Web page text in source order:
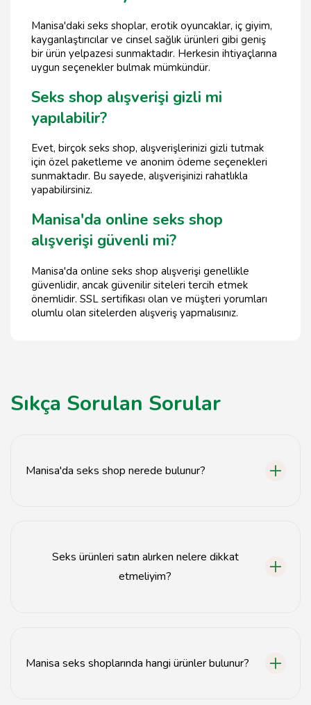
Manisa'daki seks shoplar, erotik oyuncaklar, iç giyim,
kayganlaştırıcılar ve cinsel sağlık ürünleri gibi geniş
bir ürün yelpazesi sunmaktadır. Herkesin ihtiyaçlarına
uygun seçenekler bulmak mümkündür.
Seks shop alışverişi gizli mi
yapılabilir?
Evet, birçok seks shop, alışverişlerinizi gizli tutmak
için özel paketleme ve anonim ödeme seçenekleri
sunmaktadır. Bu sayede, alışverişinizi rahatlıkla
yapabilirsiniz.
Manisa'da online seks shop
alışverişi güvenli mi?
Manisa'da online seks shop alışverişi genellikle
güvenlidir, ancak güvenilir siteleri tercih etmek
önemlidir. SSL sertifikası olan ve müşteri yorumları
olumlu olan sitelerden alışveriş yapmalısınız.
Sıkça Sorulan Sorular
Manisa'da seks shop nerede bulunur?
Seks ürünleri satın alırken nelere dikkat
etmeliyim?
Manisa seks shoplarında hangi ürünler bulunur?